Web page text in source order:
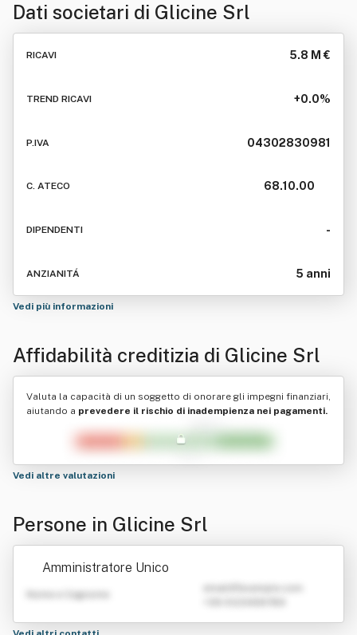
Dati societari di Glicine Srl
RICAVI 5.8 M €
TREND RICAVI +0.0%
P.IVA 04302830981
C. ATECO 68.10.00
DIPENDENTI -
ANZIANITÁ 5 anni
Vedi più informazioni
Affidabilità creditizia di Glicine Srl
Valuta la capacità di un soggetto di onorare gli impegni finanziari,
aiutando a prevedere il rischio di inadempienza nei pagamenti.
Vedi altre valutazioni
Persone in Glicine Srl
Amministratore Unico
Nome e Cognome